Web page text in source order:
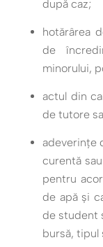
după caz;
hotărârea
de
minorului,
actul din
de tutore
adeverinţe
curentă
pentru
de apă şi
de student
bursă, tipul